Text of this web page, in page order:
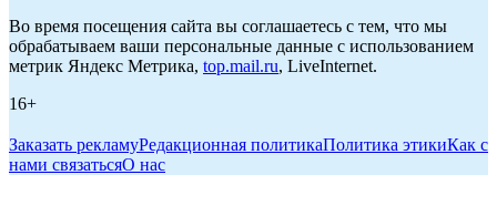
Во время посещения сайта вы соглашаетесь с тем, что мы
обрабатываем ваши персональные данные с использованием
метрик Яндекс Метрика, top.mail.ru, LiveInternet.
16+
Заказать рекламуРедакционная политикаПолитика этикиКак с
нами связатьсяО нас